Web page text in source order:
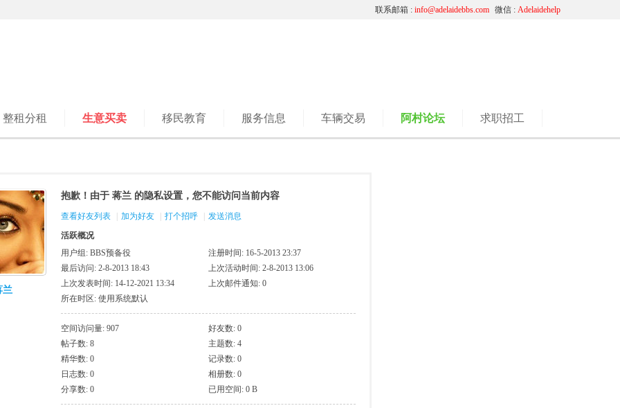
微信 : Adelaidehelp
联系邮箱 : info@adelaidebbs.com
整租分租 生意买卖 移民教育 服务信息 车辆交易 阿村论坛 求职招工
兰
抱歉！由于 蒋兰 的隐私设置，您不能访问当前内容
查看好友列表 加为好友 打个招呼
发送消息
活跃概况
用户组: BBS预备役
注册时间: 16-5-2013 23:37
最后访问: 2-8-2013 18:43
上次活动时间: 2-8-2013 13:06
上次发表时间: 14-12-2021 13:34
上次邮件通知: 0
所在时区: 使用系统默认
空间访问量: 907
好友数: 0
帖子数: 8
主题数: 4
精华数: 0
记录数: 0
日志数: 0
相册数: 0
分享数: 0
已用空间: 0 B